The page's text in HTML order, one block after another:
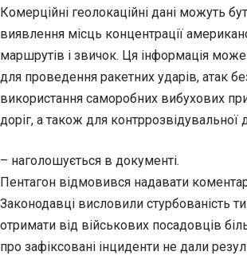
Комерційні геолокаційні дані можуть
виявлення місць концентрації
маршрутів і звичок. Ця інформація
для проведення ракетних ударів, атак
використання саморобних вибухових
доріг, а також для контррозвідувальної
– наголошується в документі.
Пентагон відмовився надавати
Законодавці висловили стурбованість
отримати від військових посадовців
про зафіксовані інциденти не дали